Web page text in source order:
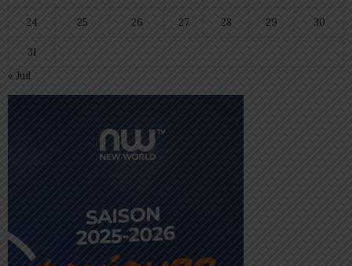
24 25 26 27 28 29 30
31
« Juil